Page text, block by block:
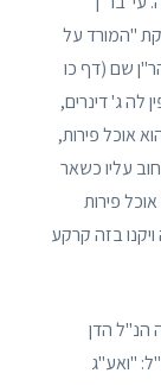
"המורד על
שם (דף כו
לה ג' דינרים,
אוכל פירות,
עליו כשאר
פירות
בזה קרקע
הנ"ל הדן
"ואע"ג